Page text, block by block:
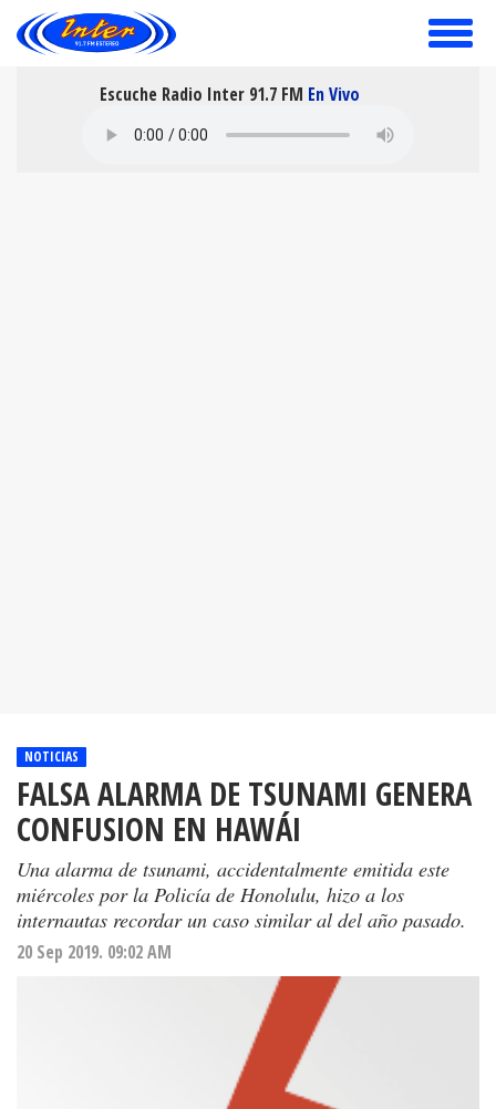
toggle
Escuche Radio Inter 91.7 FM En Vivo
NOTICIAS
FALSA ALARMA DE TSUNAMI GENERA
CONFUSION EN HAWÁI
Una alarma de tsunami, accidentalmente emitida este
miércoles por la Policía de Honolulu, hizo a los
internautas recordar un caso similar al del año pasado.
20 Sep 2019. 09:02 AM